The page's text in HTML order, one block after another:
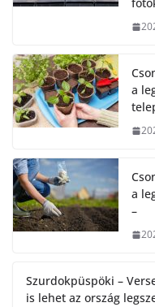
a
a
–
Szurdokpüspöki –
is lehet az ország